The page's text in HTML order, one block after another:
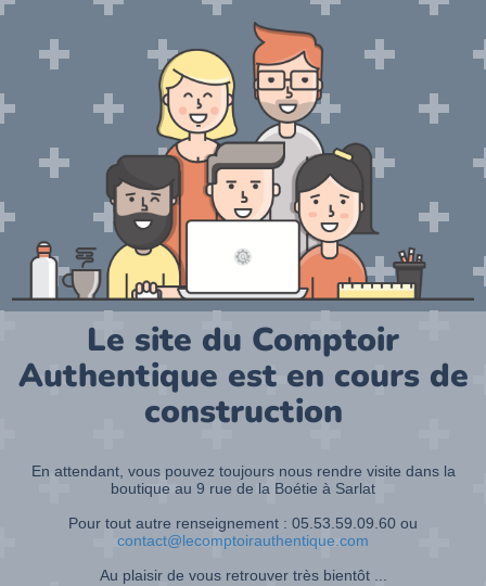
Le site du Comptoir
Authentique est en cours de
construction
En attendant, vous pouvez toujours nous rendre visite dans la
boutique au 9 rue de la Boétie à Sarlat
Pour tout autre renseignement : 05.53.59.09.60 ou
contact@lecomptoirauthentique.com
Au plaisir de vous retrouver très bientôt ...